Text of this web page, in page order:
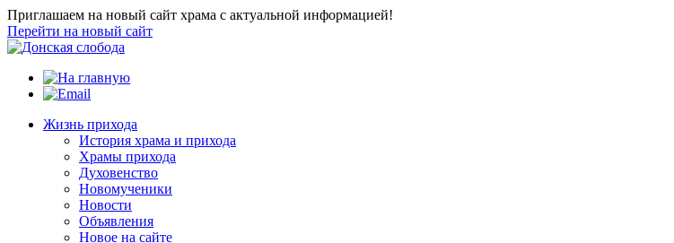
Приглашаем на новый сайт храма с актуальной информацией!
Перейти на новый сайт
Жизнь прихода
История храма и прихода
Храмы прихода
Духовенство
Новомученики
Новости
Объявления
Новое на сайте